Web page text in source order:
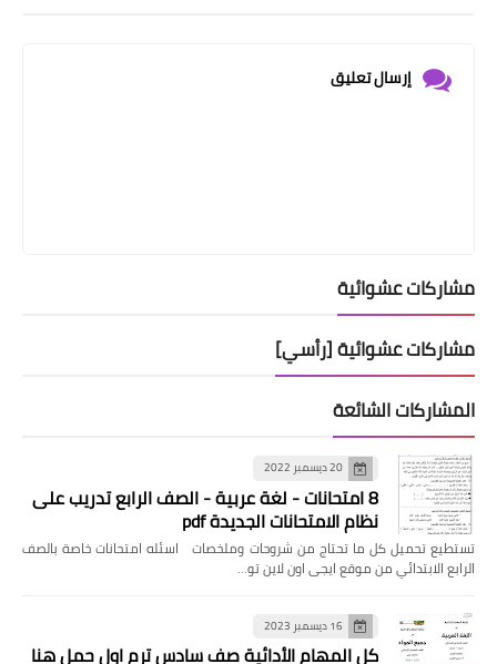
إرسال تعليق
مشاركات عشوائية
مشاركات عشوائية [رأسي]
المشاركات الشائعة
20 ديسمبر 2022
8 امتحانات - لغة عربية - الصف الرابع تدريب على
نظام الامتحانات الجديدة pdf
تستطيع تحميل كل ما تحتاج من شروحات وملخصات اسئله امتحانات خاصة بالصف
الرابع الابتدائي من موقع ايجى اون لاين تو…
16 ديسمبر 2023
كل المهام الأدائية صف سادس ترم اول حمل هنا